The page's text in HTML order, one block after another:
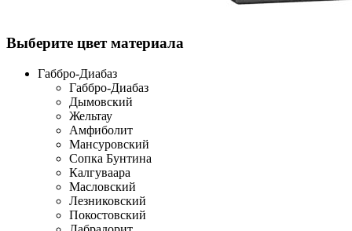
Выберите цвет материала
Габбро-Диабаз
Габбро-Диабаз
Дымовский
Жельтау
Амфиболит
Мансуровский
Сопка Бунтина
Калгуваара
Масловский
Лезниковский
Покостовский